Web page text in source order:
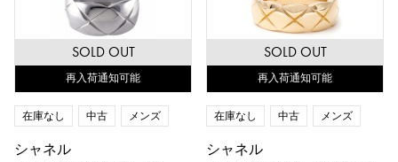
SOLD OUT
再入荷通知可能
在庫なし 中古 メンズ
シャネル
SOLD OUT
再入荷通知可能
在庫なし 中古 メンズ
シャネル